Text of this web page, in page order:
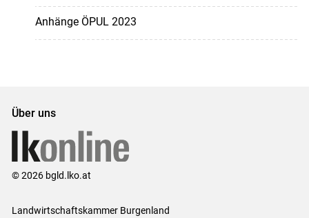
Anhänge ÖPUL 2023
Über uns
© 2026 bgld.lko.at
Landwirtschaftskammer Burgenland